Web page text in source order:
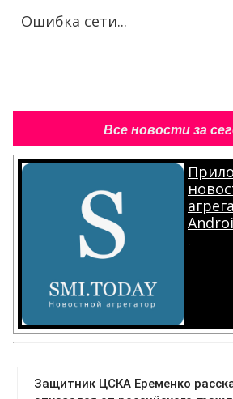
Ошибка сети...
Все новости за
.